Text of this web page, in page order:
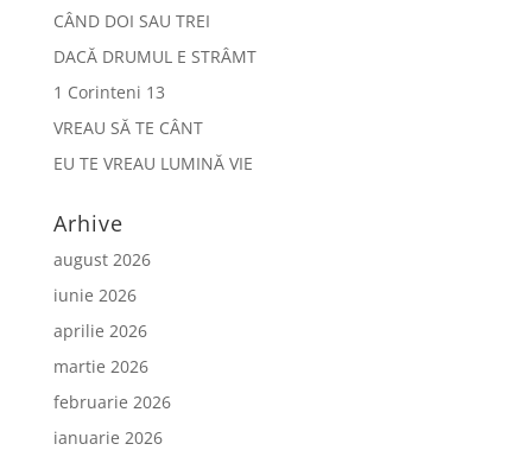
CÂND DOI SAU TREI
DACĂ DRUMUL E STRÂMT
1 Corinteni 13
VREAU SĂ TE CÂNT
EU TE VREAU LUMINĂ VIE
Arhive
august 2026
iunie 2026
aprilie 2026
martie 2026
februarie 2026
ianuarie 2026